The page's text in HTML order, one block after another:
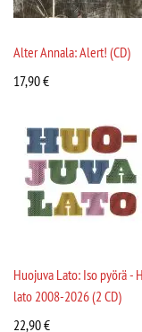
Alter Annala: Alert! (CD)
17,90€
Huojuva Lato: Iso pyörä -
lato 2008-2026 (2 CD)
22,90€